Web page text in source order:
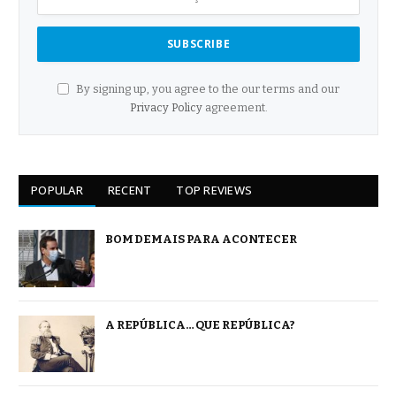
By signing up, you agree to the our terms and our
Privacy Policyagreement.
POPULAR RECENT TOP REVIEWS
BOM DEMAIS PARA ACONTECER
A REPÚBLICA… QUE REPÚBLICA?